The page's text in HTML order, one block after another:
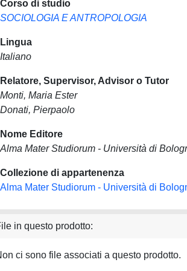
Corso di studio
SOCIOLOGIA E ANTROPOLOGIA
Lingua
Italiano
Relatore, Supervisor, Advisor o Tutor
Monti, Maria Ester
Donati, Pierpaolo
Nome Editore
Alma Mater Studiorum - Università di
Collezione di appartenenza
Alma Mater Studiorum - Università di
in questo prodotto:
ci sono file associati a questo prodotto.